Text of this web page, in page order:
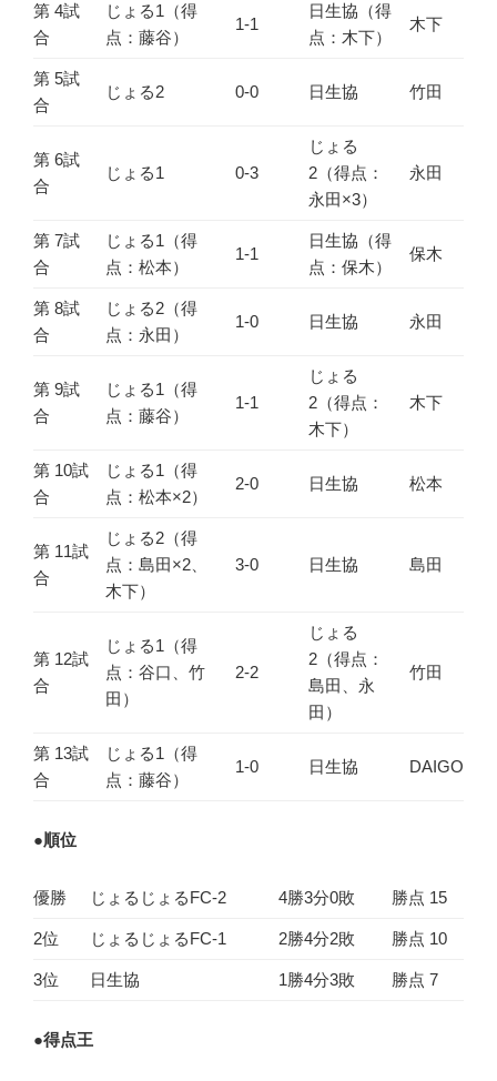
第 4試
合
じょる1（得
点：藤谷）
1-1
日生協（得
点：木下）
木下
第 5試
合
じょる2 0-0 日生協 竹田
第 6試
合
じょる1 0-3
じょる
2（得点：
永田×3）
永田
第 7試
合
じょる1（得
点：松本）
1-1
日生協（得
点：保木）
保木
第 8試
合
じょる2（得
点：永田）
1-0 日生協 永田
第 9試
合
じょる1（得
点：藤谷）
1-1
じょる
2（得点：
木下）
木下
第 10試
合
じょる1（得
点：松本×2）
2-0 日生協 松本
第 11試
合
じょる2（得
点：島田×2、
木下）
3-0 日生協 島田
第 12試
合
じょる1（得
点：谷口、竹
田）
2-2
じょる
2（得点：
島田、永
田）
竹田
第 13試
合
じょる1（得
点：藤谷）
1-0 日生協 DAIGO
●順位
優勝 じょるじょるFC-2 4勝3分0敗 勝点 15
2位 じょるじょるFC-1 2勝4分2敗 勝点 10
3位 日生協 1勝4分3敗 勝点 7
●得点王